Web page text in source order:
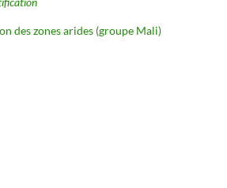
des zones arides (groupe Mali)